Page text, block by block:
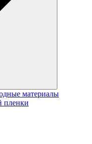
материалы
пленки